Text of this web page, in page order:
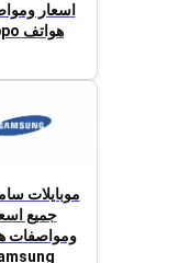
اسعار
هواتف Oppo
موبايلات
جميع
ومواصفات